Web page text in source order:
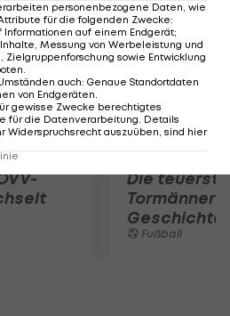
Die
Tormänner
Geschichte
Fußball
personenbezogene Daten, wie
für die folgenden Zwecke:
Informationen auf einem Endgerät;
Messung von Werbeleistung und
Zielgruppenforschung sowie Entwicklung
.
auch: Genaue Standortdaten
von Endgeräten.
gewisse Zwecke berechtigtes
für die Datenverarbeitung. Details
Widerspruchsrecht auszuüben, sind hier